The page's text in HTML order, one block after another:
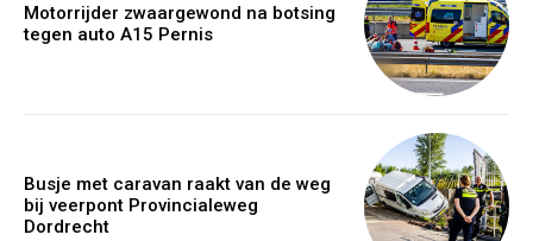
Motorrijder zwaargewond na botsing
tegen auto A15 Pernis
Busje met caravan raakt van de weg
bij veerpont Provincialeweg
Dordrecht